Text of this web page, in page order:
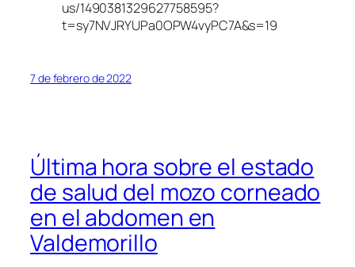
us/1490381329627758595?
t=sy7NVJRYUPa0OPW4vyPC7A&s=19
7 de febrero de 2022
Última hora sobre el estado
de salud del mozo corneado
en el abdomen en
Valdemorillo